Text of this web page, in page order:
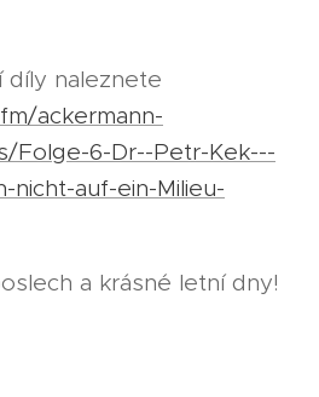
díly naleznete
ackermann-
Folge-6-Dr--Petr-Kek---
nicht-auf-ein-Milieu-
a krásné letní dny!